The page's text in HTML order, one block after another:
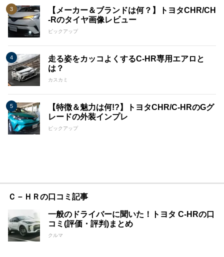
【メーカー＆ブランドは何？】トヨタCHR/CH
-Rのタイヤ画像レビュー
ピックアップ
走る姿をカッコよくするC-HR専用エアロと
は？
カスカミ
【特徴＆魅力は何!?】トヨタCHR/C-HRのGグ
レードの外装インプレ
ピックアップ
Ｃ－ＨＲの口コミ記事
一般のドライバーに聞いた！トヨタ C-HRの口
コミ(評価・評判)まとめ
クルマ